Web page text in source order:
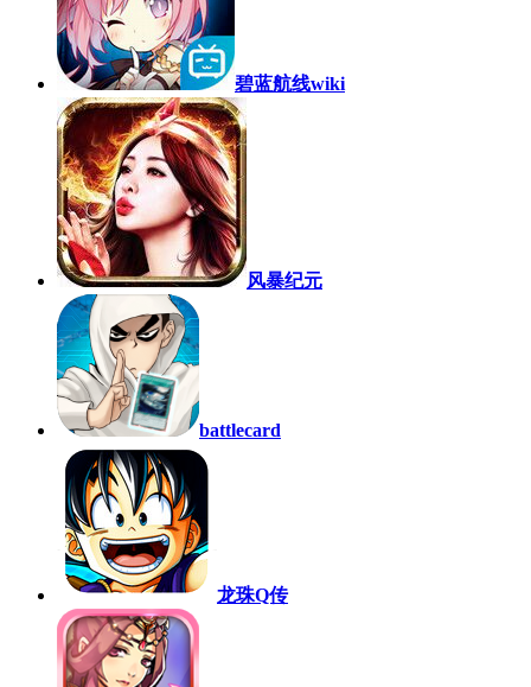
碧蓝航线wiki
风暴纪元
battlecard
龙珠Q传